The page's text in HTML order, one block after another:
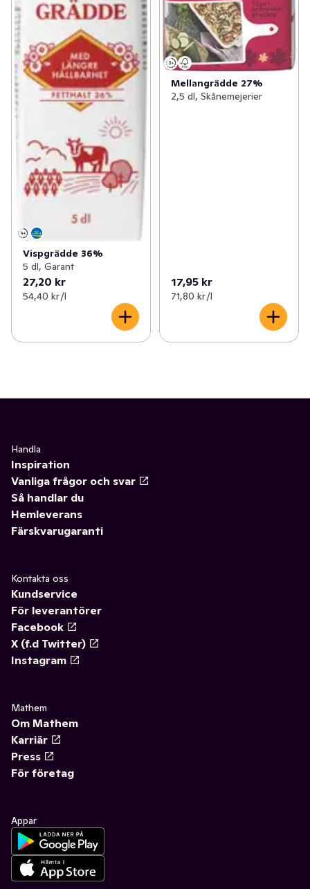
Vispgrädde 36%
5 dl, Garant
27,20 kr
54,40 kr /l
Mellangrädde 27%
2,5 dl, Skånemejerier
17,95 kr
71,80 kr /l
Handla
Inspiration
Vanliga frågor och svar
Så handlar du
Hemleverans
Färskvarugaranti
Kontakta oss
Kundservice
För leverantörer
Facebook
X (f.d Twitter)
Instagram
Mathem
Om Mathem
Karriär
Press
För företag
Appar